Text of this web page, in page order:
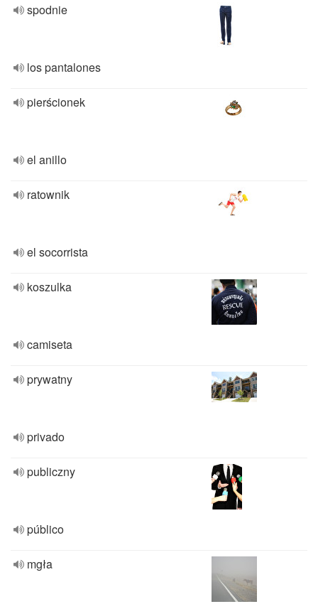
spodnie
los pantalones
pierścionek
el anillo
ratownik
el socorrista
koszulka
camiseta
prywatny
privado
publiczny
público
mgła